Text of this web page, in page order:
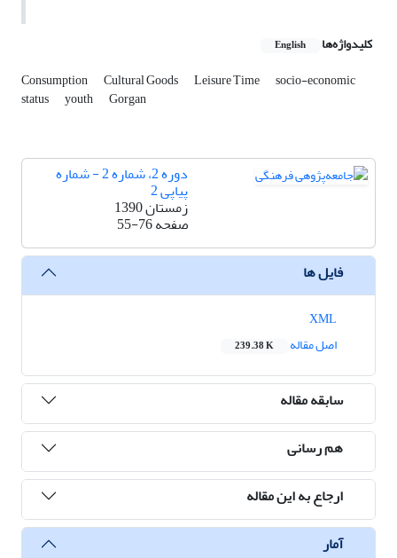
کلیدواژه‌ها English
Consumption Cultural Goods Leisure Time socio-economic
status youth Gorgan
دوره 2، شماره 2 - شماره
پیاپی 2
زمستان 1390
صفحه55-76
فایل ها
اصل مقاله
239.38 K
سابقه مقاله
هم رسانی
ارجاع به این مقاله
آمار